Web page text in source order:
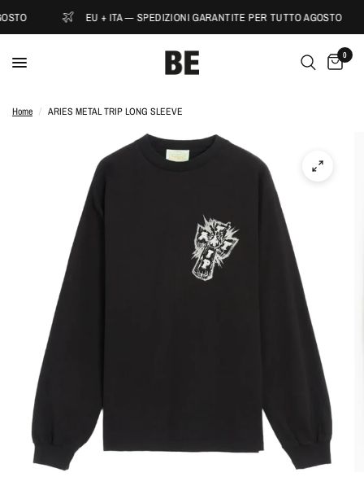
EU + ITA — SPEDIZIONI GARANTITE PER TUTTO AGOSTO
0
Home / ARIES METAL TRIP LONG SLEEVE